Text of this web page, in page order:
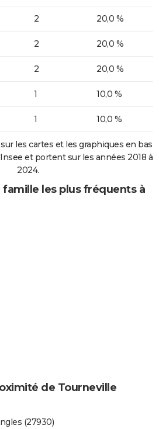
2 20,0 %
2 20,0 %
2 20,0 %
1 10,0 %
1 10,0 %
les cartes et les graphiques en bas
et portent sur les années 2018 à
2024.
les plus fréquents à
de Tourneville
(27930)